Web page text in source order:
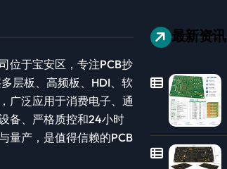
位于宝安区，专注PCB抄
层板、高频板、HDI、软
广泛应用于消费电子、通
备、严格质控和24小时
量产，是值得信赖的PCB
最新资讯